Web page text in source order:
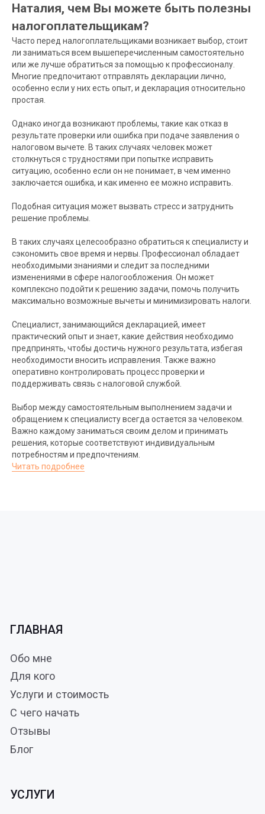
Наталия, чем Вы можете быть полезны
налогоплательщикам?
Часто перед налогоплательщиками возникает выбор, стоит
ли заниматься всем вышеперечисленным самостоятельно
или же лучше обратиться за помощью к профессионалу.
Многие предпочитают отправлять декларации лично,
особенно если у них есть опыт, и декларация относительно
простая.
Однако иногда возникают проблемы, такие как отказ в
результате проверки или ошибка при подаче заявления о
налоговом вычете. В таких случаях человек может
столкнуться с трудностями при попытке исправить
ситуацию, особенно если он не понимает, в чем именно
заключается ошибка, и как именно ее можно исправить.
Подобная ситуация может вызвать стресс и затруднить
решение проблемы.
В таких случаях целесообразно обратиться к специалисту и
сэкономить свое время и нервы. Профессионал обладает
необходимыми знаниями и следит за последними
изменениями в сфере налогообложения. Он может
комплексно подойти к решению задачи, помочь получить
максимально возможные вычеты и минимизировать налоги.
Специалист, занимающийся декларацией, имеет
практический опыт и знает, какие действия необходимо
предпринять, чтобы достичь нужного результата, избегая
необходимости вносить исправления. Также важно
оперативно контролировать процесс проверки и
поддерживать связь с налоговой службой.
Выбор между самостоятельным выполнением задачи и
обращением к специалисту всегда остается за человеком.
Важно каждому заниматься своим делом и принимать
решения, которые соответствуют индивидуальным
потребностям и предпочтениям.
Читать подробнее
ИП Кликич Наталия Владимировна
ОГРНИП 323508100415210
Создание сайта Dontsovasite
3ndfl.expert@mail.ru
+ 7 968 717 59 65
КОНТАКТЫ
Для кого
Услуги и стоимость
С чего начать
Отзывы
Блог
Получение налогового вычета
Декларирование доходов
Зарубежные инвестиции
Обращения в налоговую
Консультация
Московская область, г.Химки